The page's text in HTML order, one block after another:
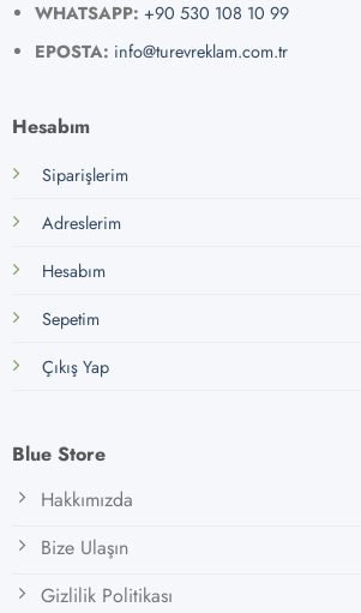
WHATSAPP: +90 530 108 10 99
EPOSTA: info@turevreklam.com.tr
Hesabım
Siparişlerim
Adreslerim
Hesabım
Sepetim
Çıkış Yap
Blue Store
Hakkımızda
Bize Ulaşın
Gizlilik Politikası